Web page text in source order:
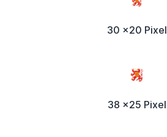
30 x20 Pixel
38 x25 Pixel